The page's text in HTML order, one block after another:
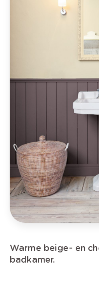
Warme beige- en
badkamer.